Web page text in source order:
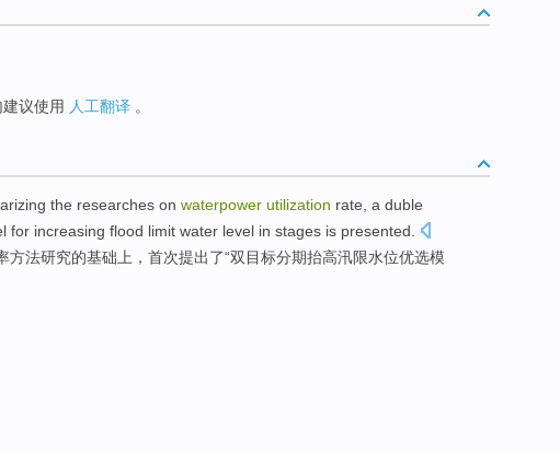
议使用 人工翻译 。
the researches on waterpower utilization rate a duble
for increasing flood limit water level in stages is presented
方法研究的基础上 ，首次提出了“双目标分期抬高汛限水位优选模